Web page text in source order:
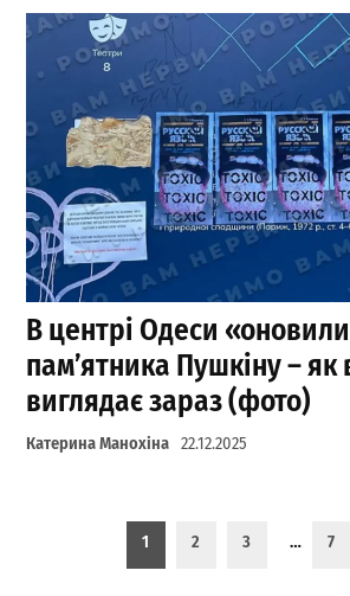
В центрі Одеси
пам’ятника Пушкіну – як
виглядає зараз (фото)
Катерина Манохіна 22.12.2025
Пагинация записей
1 2 3 … 7